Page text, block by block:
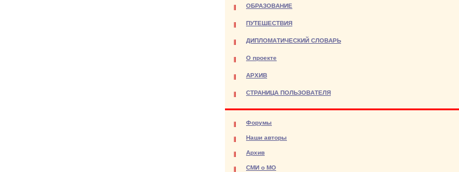
ОБРАЗОВАНИЕ
ПУТЕШЕСТВИЯ
ДИПЛОМАТИЧЕСКИЙ СЛОВАРЬ
О проекте
АРХИВ
СТРАНИЦА ПОЛЬЗОВАТЕЛЯ
Форумы
Наши авторы
Архив
СМИ о МО